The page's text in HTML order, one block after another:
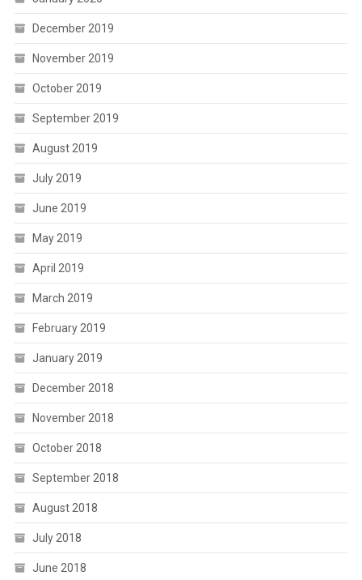
December 2019
November 2019
October 2019
September 2019
August 2019
July 2019
June 2019
May 2019
April 2019
March 2019
February 2019
January 2019
December 2018
November 2018
October 2018
September 2018
August 2018
July 2018
June 2018